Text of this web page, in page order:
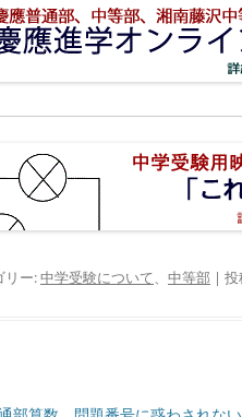
リー:中学受験について、 中等部 | 投